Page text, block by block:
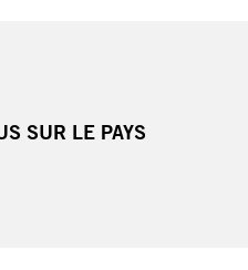
SUR LE PAYS